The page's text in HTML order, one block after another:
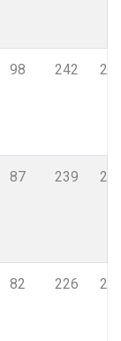
98 242
87 239
82 226